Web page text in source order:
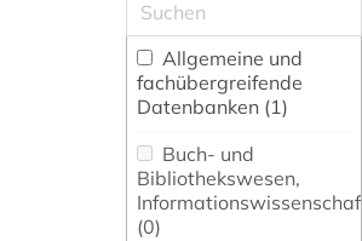
Allgemeine und
fachübergreifende
Datenbanken (1)
Buch- und
Bibliothekswesen,
Informationswissenschaft
(0)